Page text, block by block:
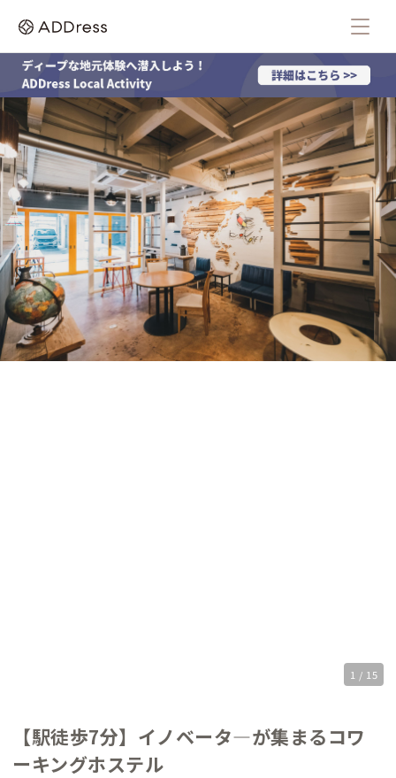
1 / 15
【駅徒歩7分】イノベータ―が集まるコワ
ーキングホステル